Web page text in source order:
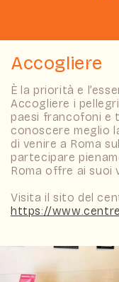
Accogliere
È la priorità e
Accogliere i
paesi francofoni e
conoscere meglio
di venire a Roma
partecipare
Roma offre ai suoi
Visita il sito del
https://